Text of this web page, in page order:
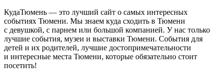
КудаТюмень — это лучший сайт о самых интересных
событиях Тюмени. Мы знаем куда сходить в Тюмени
с девушкой, с парнем или большой компанией. У нас только
лучшие события, музеи и выставки Тюмени. События для
детей и их родителей, лучшие достопримечательности
и интересные места Тюмени, которые обязательно стоит
посетить!